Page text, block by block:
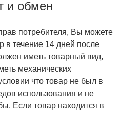
и обмен
потребителя, Вы можете
в течение 14 дней после
иметь товарный вид,
механических
что товар не был в
использования и не
Если товар находится в